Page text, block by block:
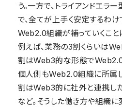
う。一方で、トライアンドエラ
で、全てが上手く安定するわけ
Web2.0組織が補っていくこと
例えば、業務の3割くらいは
割はWeb3的な形態でWeb2.0
個人側もWeb2.0組織に所属
割はWeb3的に社外と連携し
など。そうした働き方や組織